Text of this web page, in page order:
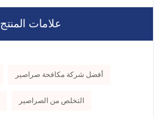
علامات المنتج
أفضل شركة مكافحة صراصير
التخلص من الصراصير